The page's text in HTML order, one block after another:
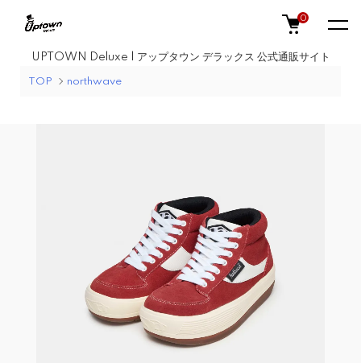
UPTOWN Deluxe | アップタウン デラックス 公式通販サイト
0
TOP northwave